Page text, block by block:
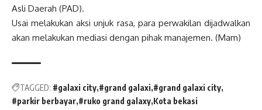
Asli Daerah (PAD).
Usai melakukan aksi unjuk rasa, para perwakilan dijadwalkan
akan melakukan mediasi dengan pihak manajemen. (Mam)
TAGGED: #galaxi city #grand galaxi #grand galaxi city
#parkir berbayar #ruko grand galaxy Kota bekasi